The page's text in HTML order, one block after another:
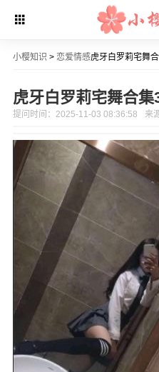
小樱知识 > 恋爱情感虎牙白罗莉宅舞
虎牙白罗莉宅舞合
提问时间：2025-11-03 08:36:58 来